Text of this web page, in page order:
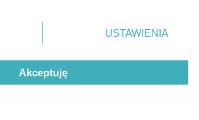
formie, włącznie z umieszczaniem w
właściciela praw. Jakiekolwiek użycie lub
przycisk ustawień prywatności
dolnym rogu strony
danych nie wymagają zgody
prawo sprzeciwić się takiemu
będą miały zastosowanie tylko
USTAWIENIA
Akceptuję